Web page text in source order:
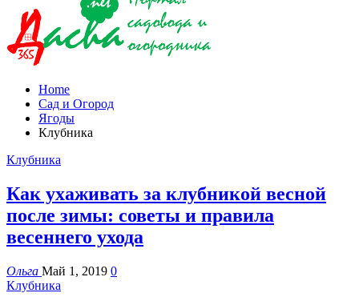
Home
Сад и Огород
Ягоды
Клубника
Клубника
Как ухаживать за клубникой весной
после зимы: советы и правила
весеннего ухода
Ольга Май 1, 2019 0
Клубника